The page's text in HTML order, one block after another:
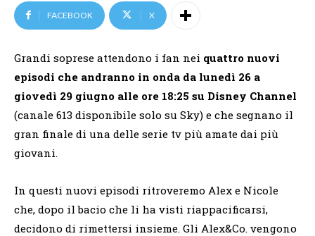
FACEBOOK X
Grandi soprese attendono i fan nei quattro nuovi
episodi che andranno in onda da lunedì 26 a
giovedì 29 giugno alle ore 18:25 su Disney Channel
(canale 613 disponibile solo su Sky) e che segnano il
gran finale di una delle serie tv più amate dai più
giovani.
In questi nuovi episodi ritroveremo Alex e Nicole
che, dopo il bacio che li ha visti riappacificarsi,
decidono di rimettersi insieme. Gli Alex&Co. vengono